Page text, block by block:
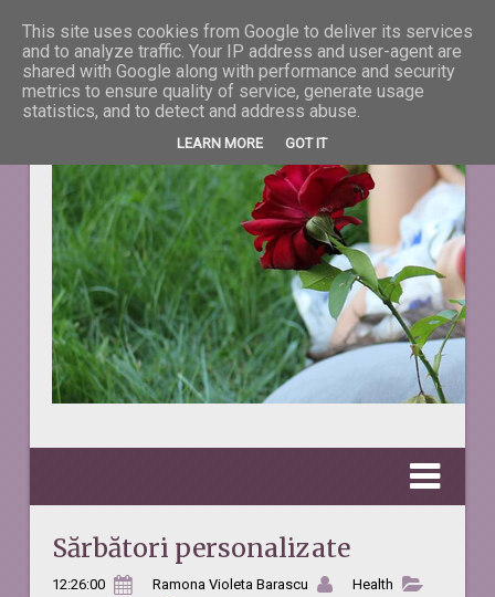
La taifas cu
DESPRE TOT CEEA CE NE ÎNFRUMUSEŢEAZĂ VIAŢA.
Sărbători personalizate
12:26:00 Ramona Violeta Barascu
Health
This site uses cookies from Google to deliver its services
and to analyze traffic. Your IP address and user-agent are
shared with Google along with performance and security
metrics to ensure quality of service, generate usage
statistics, and to detect and address abuse.
LEARN MORE GOT IT